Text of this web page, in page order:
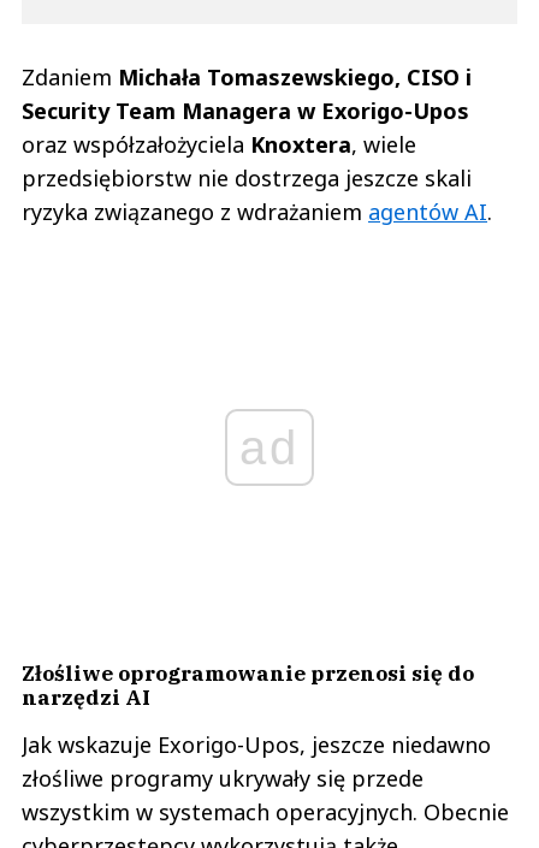
Zdaniem Michała Tomaszewskiego, CISO i
Security Team Managera w Exorigo-Upos
oraz współzałożyciela Knoxtera, wiele
przedsiębiorstw nie dostrzega jeszcze skali
ryzyka związanego z wdrażaniem agentów AI.
ad
Złośliwe oprogramowanie przenosi się do
narzędzi AI
Jak wskazuje Exorigo-Upos, jeszcze niedawno
złośliwe programy ukrywały się przede
wszystkim w systemach operacyjnych. Obecnie